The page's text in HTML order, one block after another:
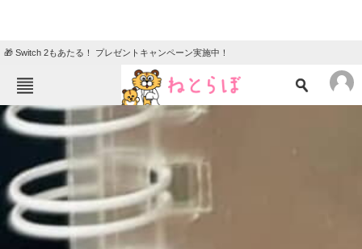
🎁 Switch 2もあたる！ プレゼントキャンペーン実施中！
ねとらぼメニュー
TOP
エンタメ クイズ
グルメ 地域
住まい